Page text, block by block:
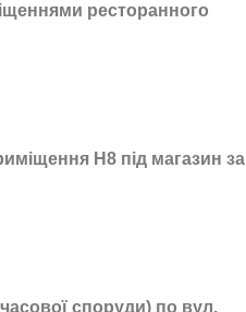
ресторанного
Н8 під магазин за
споруди) по вул.